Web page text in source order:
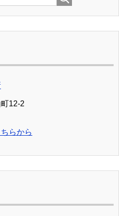
12-2
らから